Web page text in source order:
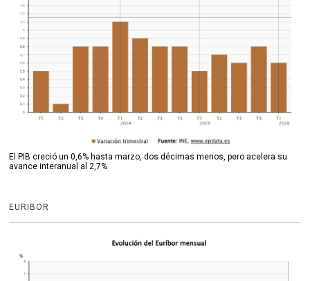
El PIB creció un 0,6% hasta marzo, dos décimas menos, pero acelera su
avance interanual al 2,7%
EURIBOR